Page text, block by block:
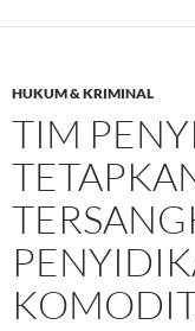
HUKUM & KRIMINAL
TIM